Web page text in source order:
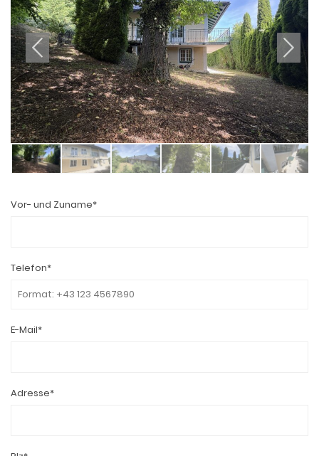
Vor- und Zuname*
Telefon*
E-Mail*
Adresse*